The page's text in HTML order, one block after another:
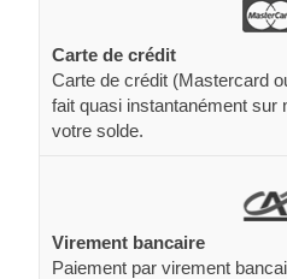
Carte de crédit
Carte de crédit (Mastercard
fait quasi instantanément sur
votre solde.
Virement bancaire
Paiement par virement